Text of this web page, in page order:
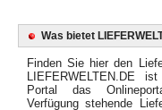
Was bietet
Finden Sie hier den
LIEFERWELTEN.DE
Portal das
Verfügung stehende